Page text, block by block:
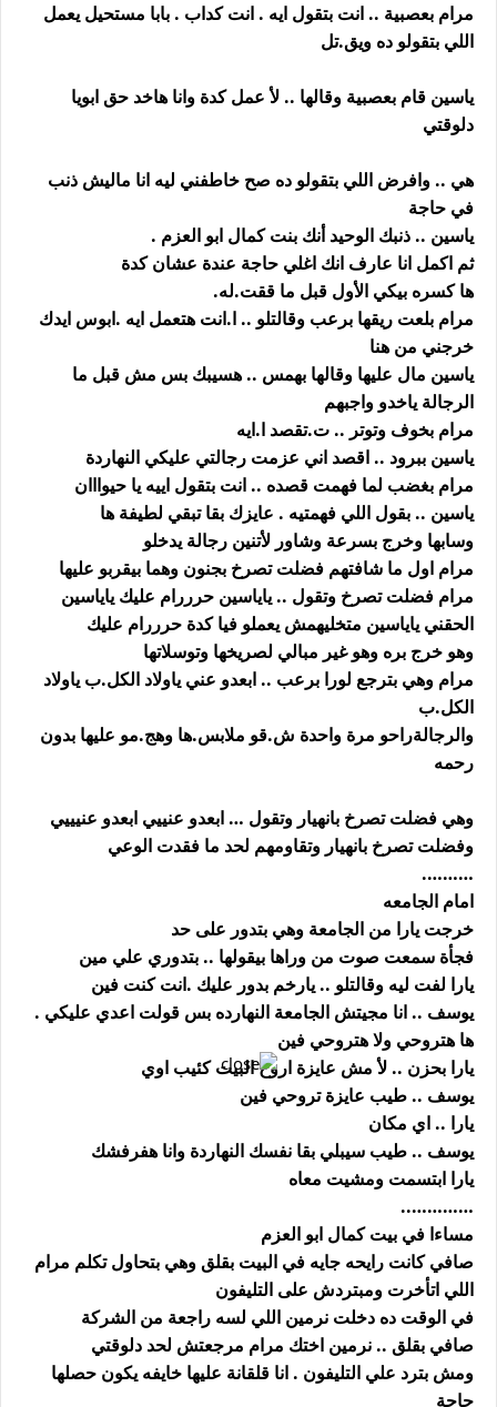
مرام بعصبية .. انت بتقول ايه . انت كداب . بابا مستحيل يعمل
اللي بتقولو ده ويق.تل
ياسين قام بعصبية وقالها .. لأ عمل كدة وانا هاخد حق ابويا
دلوقتي
هي .. وافرض اللي بتقولو ده صح خاطفني ليه انا ماليش ذنب
في حاجة
ياسين .. ذنبك الوحيد أنك بنت كمال ابو العزم .
ثم اكمل انا عارف انك اغلي حاجة عندة عشان كدة
ها كسره بيكي الأول قبل ما ققت.له.
مرام بلعت ريقها برعب وقالتلو .. ا.انت هتعمل ايه .ابوس ايدك
خرجني من هنا
ياسين مال عليها وقالها بهمس .. هسيبك بس مش قبل ما
الرجالة ياخدو واجبهم
مرام بخوف وتوتر .. ت.تقصد ا.ايه
ياسين ببرود .. اقصد اني عزمت رجالتي عليكي النهاردة
مرام بغضب لما فهمت قصده .. انت بتقول اييه يا حيوااان
ياسين .. بقول اللي فهمتيه . عايزك بقا تبقي لطيفة ها
وسابها وخرج بسرعة وشاور لأتنين رجالة يدخلو
مرام اول ما شافتهم فضلت تصرخ بجنون وهما بيقربو عليها
مرام فضلت تصرخ وتقول .. ياياسين حرررام عليك ياياسين
الحقني ياياسين متخليهمش يعملو فيا كدة حرررام عليك
وهو خرج بره وهو غير مبالي لصريخها وتوسلاتها
مرام وهي بترجع لورا برعب .. ابعدو عني ياولاد الكل.ب ياولاد
الكل.ب
والرجالةراحو مرة واحدة ش.قو ملابس.ها وهج.مو عليها بدون
رحمه
وهي فضلت تصرخ بانهيار وتقول … ابعدو عنييي ابعدو عنيييي
وفضلت تصرخ بانهيار وتقاومهم لحد ما فقدت الوعي
……….
امام الجامعه
خرجت يارا من الجامعة وهي بتدور على حد
فجأة سمعت صوت من وراها بيقولها .. بتدوري علي مين
يارا لفت ليه وقالتلو .. يارخم بدور عليك .انت كنت فين
يوسف .. انا مجيتش الجامعة النهارده بس قولت اعدي عليكي .
ها هتروحي ولا هتروحي فين
يارا بحزن .. لأ مش عايزة اروح البيت كئيب اوي
يوسف .. طيب عايزة تروحي فين
يارا .. اي مكان
يوسف .. طيب سيبلي بقا نفسك النهاردة وانا هفرفشك
يارا ابتسمت ومشيت معاه
‏…………..
مساءا في بيت كمال ابو العزم
صافي كانت رايحه جايه في البيت بقلق وهي بتحاول تكلم مرام
اللي اتأخرت ومبتردش على التليفون
في الوقت ده دخلت نرمين اللي لسه راجعة من الشركة
صافي بقلق .. نرمين اختك مرام مرجعتش لحد دلوقتي
ومش بترد علي التليفون . انا قلقانة عليها خايفه يكون حصلها
حاجة